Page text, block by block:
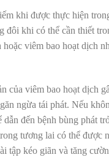
khi được thực hiện
đôi khi có thể cần thiết
viêm bao hoạt dịch
của viêm bao hoạt dịch
ngừa tái phát. Nếu
dẫn đến bệnh bùng phát
tương lai có thể được
tập kéo giãn và tăng